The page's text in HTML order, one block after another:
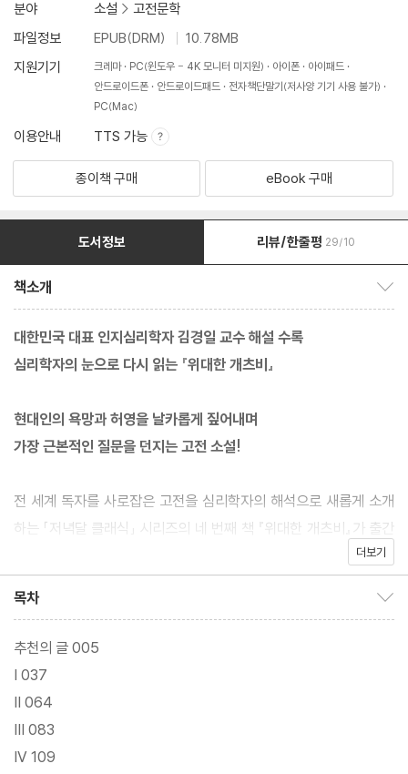
분야 소설 > 고전문학
파일정보
EPUB(DRM)
10.78MB
지원기기
크레마 PC(윈도우 - 4K 모니터 미지원) 아이폰
아이패드
안드로이드폰
안드로이드패드
전자책단말기(저사양 기기 사용 불가)
PC(Mac)
이용안내 TTS 가능
종이책 구매 eBook 구매
도서정보 리뷰/한줄평 29/10
책소개
대한민국 대표 인지심리학자 김경일 교수 해설 수록
심리학자의 눈으로 다시 읽는 『위대한 개츠비』
현대인의 욕망과 허영을 날카롭게 짚어내며
가장 근본적인 질문을 던지는 고전 소설!
전 세계 독자를 사로잡은 고전을 심리학자의 해석으로 새롭게 소개
하는 「저녁달 클래식」 시리즈의 네 번째 책 『위대한 개츠비』가 출간
됐다. 『위대한 개츠비』는 1925년 미국 작가 F. 스콧 피츠제럴드가
과 사회적 허영을 섬세하게 그려낸 작품이다. 황금빛 1920년대 미
국의 겉모습과 그 이면의 공허함을 통해 이상과 현실의 괴리를 비추
며, 냉소적이면서도 서정적인 문장으로 독자들에게 시대와 인간 본
성에 대한 깊은 성찰을 선사한다. 발표 이후 미국 문학사에서 가장
널리 읽히는 작품 중 하나로 자리 잡았으며, 오늘날까지도 인간 삶의
근본적인 질문을 던지는 고전으로 평가받고 있다.
더보기
목차
추천의 글 005
I 037
II 064
III 083
IV 109